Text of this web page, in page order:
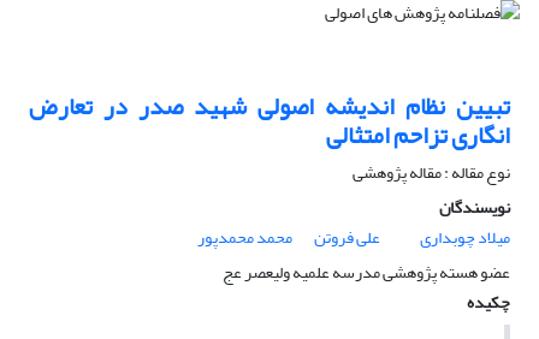
تبیین نظام اندیشه اصولی شهید صدر در تعارض
انگاری تزاحم امتثالی
نوع مقاله : مقاله پژوهشی
نویسندگان
میلاد چوبداری
علی فروتن
محمد محمدپور
عضو هسته پژوهشی مدرسه علمیه ولیعصر عج
چکیده